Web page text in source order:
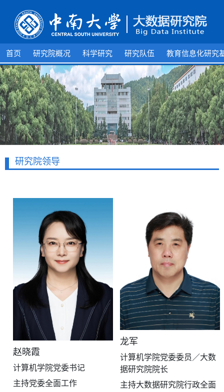
首页 研究院概况 科学研究 研究队伍 教育信息化研究
研究院领导
赵晓霞
计算机学院党委书记
主持党委全面工作
龙军
计算机学院党委委员／大数
据研究院院长
主持大数据研究院行政全面